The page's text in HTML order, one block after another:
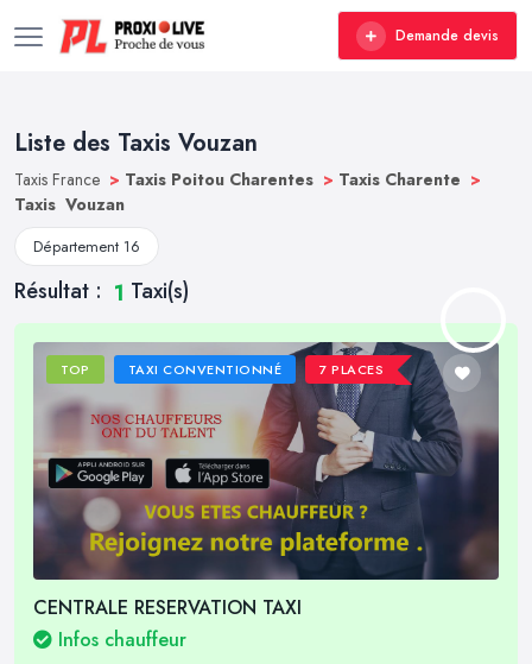
Demande devis
Liste des Taxis Vouzan
Taxis France > Taxis Poitou Charentes > Taxis Charente >
Taxis Vouzan
Département 16
Résultat : 1 Taxi(s)
TOP TAXI CONVENTIONNÉ 7 PLACES
CENTRALE RESERVATION TAXI
Infos chauffeur